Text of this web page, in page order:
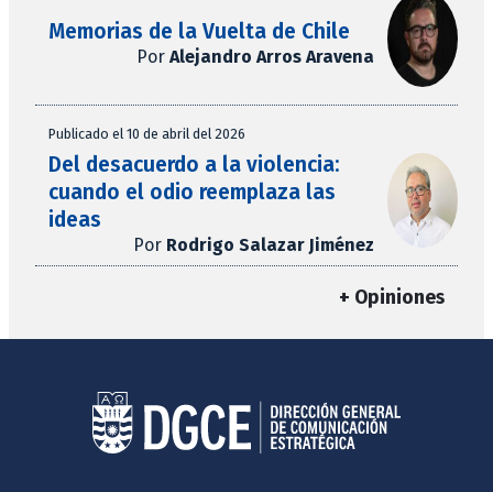
Memorias de la Vuelta de Chile
Por Alejandro Arros Aravena
Publicado el 10 de abril del 2026
Del desacuerdo a la violencia:
cuando el odio reemplaza las
ideas
Por Rodrigo Salazar Jiménez
+ Opiniones